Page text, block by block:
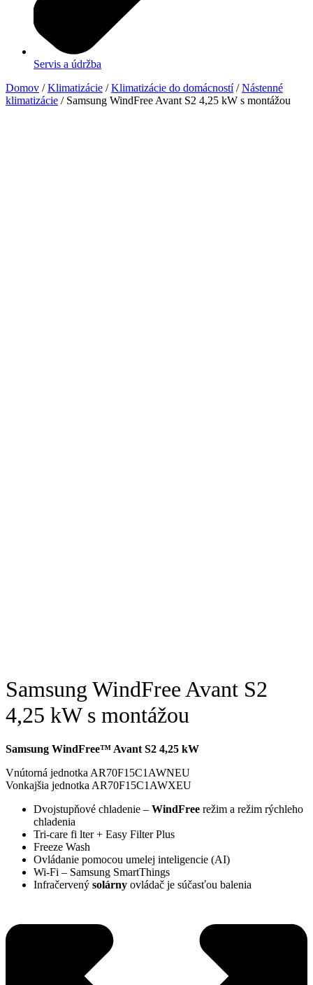
Servis a údržba
Domov /Klimatizácie /Klimatizácie do domácností/Nástenné
klimatizácie / Samsung WindFree Avant S2 4,25 kW s montážou
Samsung WindFree Avant S2
4,25 kW s montážou
Samsung WindFree™ Avant S2 4,25 kW
Vnútorná jednotka AR70F15C1AWNEU
Vonkajšia jednotka AR70F15C1AWXEU
Dvojstupňové chladenie – WindFree režim a režim rýchleho
chladenia
Tri-care fi lter + Easy Filter Plus
Freeze Wash
Ovládanie pomocou umelej inteligencie (AI)
Wi-Fi – Samsung SmartThings
Infračervený solárny ovládač je súčasťou balenia